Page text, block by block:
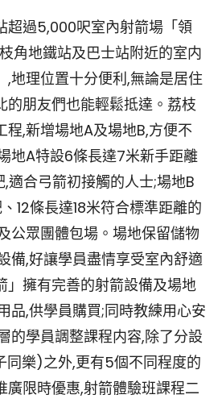
超過5,000呎室內射箭場「領
角地鐵站及巴士站附近的室内
,地理位置十分便利,無論是居住
的朋友們也能輕鬆抵達。荔枝
程,新增場地A及場地B,方便不
地A特設6條長達7米新手距離
適合弓箭初接觸的人士;場地B
12條長達18米符合標準距離的
公眾團體包場。場地保留儲物
備,好讓學員盡情享受室內舒適
」擁有完善的射箭設備及場地
品,供學員購買;同時教練用心安
的學員調整課程内容,除了分設
樂)之外,更有5個不同程度的
廣限時優惠,射箭體驗班課程二